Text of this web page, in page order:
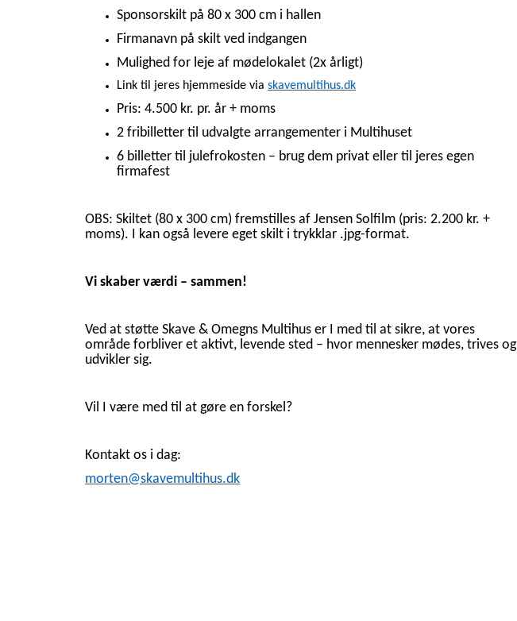
Sponsorskilt på 80 x 300 cm i hallen
Firmanavn på skilt ved indgangen
Mulighed for leje af mødelokalet (2x årligt)
Link til jeres hjemmeside via skavemultihus.dk
Pris: 4.500 kr. pr. år + moms
2 fribilletter til udvalgte arrangementer i Multihuset
6 billetter til julefrokosten – brug dem privat eller til jeres egen
firmafest
OBS: Skiltet (80 x 300 cm) fremstilles af Jensen Solfilm (pris: 2.200 kr. +
moms). I kan også levere eget skilt i trykklar .jpg-format.
Vi skaber værdi – sammen!
Ved at støtte Skave & Omegns Multihus er I med til at sikre, at vores
område forbliver et aktivt, levende sted – hvor mennesker mødes, trives og
udvikler sig.
Vil I være med til at gøre en forskel?
Kontakt os i dag:
morten@skavemultihus.dk